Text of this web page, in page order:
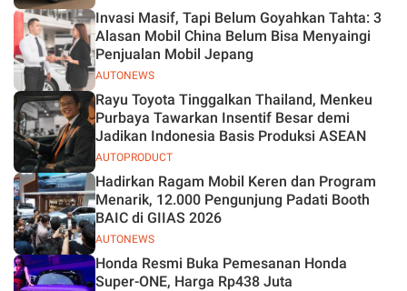
AUTONEWS
Invasi Masif, Tapi Belum Goyahkan Tahta: 3
Alasan Mobil China Belum Bisa Menyaingi
Penjualan Mobil Jepang
AUTOPRODUCT
Rayu Toyota Tinggalkan Thailand, Menkeu
Purbaya Tawarkan Insentif Besar demi
Jadikan Indonesia Basis Produksi ASEAN
AUTONEWS
Hadirkan Ragam Mobil Keren dan Program
Menarik, 12.000 Pengunjung Padati Booth
BAIC di GIIAS 2026
Honda Resmi Buka Pemesanan Honda
Super-ONE, Harga Rp438 Juta